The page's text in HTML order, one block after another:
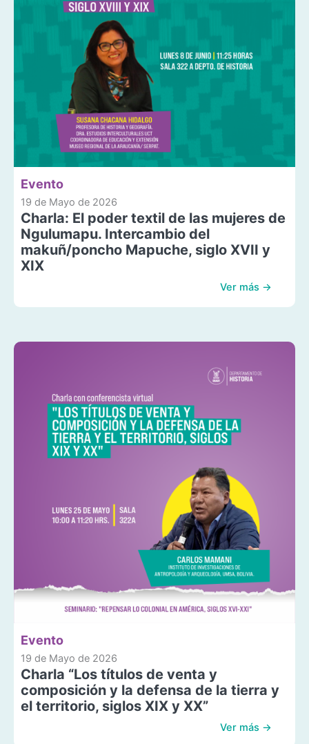
Evento
19 de Mayo de 2026
Charla: El poder textil de las mujeres de
Ngulumapu. Intercambio del
makuñ/poncho Mapuche, siglo XVII y
XIX
Ver más →
Evento
19 de Mayo de 2026
Charla “Los títulos de venta y
composición y la defensa de la tierra y
el territorio, siglos XIX y XX”
Ver más →